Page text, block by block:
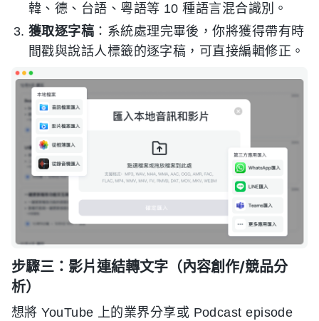
韓、德、台語、粵語等 10 種語言混合識別。
獲取逐字稿 ：系統處理完畢後，你將獲得帶有時
間戳與說話人標籤的逐字稿，可直接編輯修正。
步驟三：影片連結轉文字（內容創作/競品分
析）
想將 YouTube 上的業界分享或 Podcast episode